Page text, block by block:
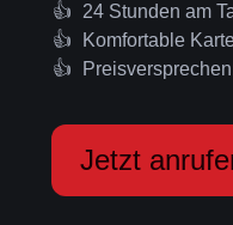
24 Stunden am
Komfortable
Jetzt